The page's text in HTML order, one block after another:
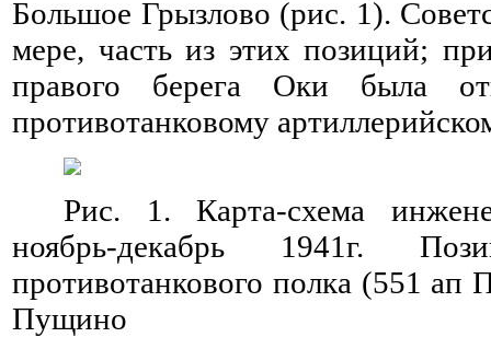
Большое Грызлово (рис. 1).
мере, часть из этих позиций;
правого берега Оки была
противотанковому
Рис. 1. Карта-схема
ноябрь-декабрь 1941г.
противотанкового полка (551
Пущино